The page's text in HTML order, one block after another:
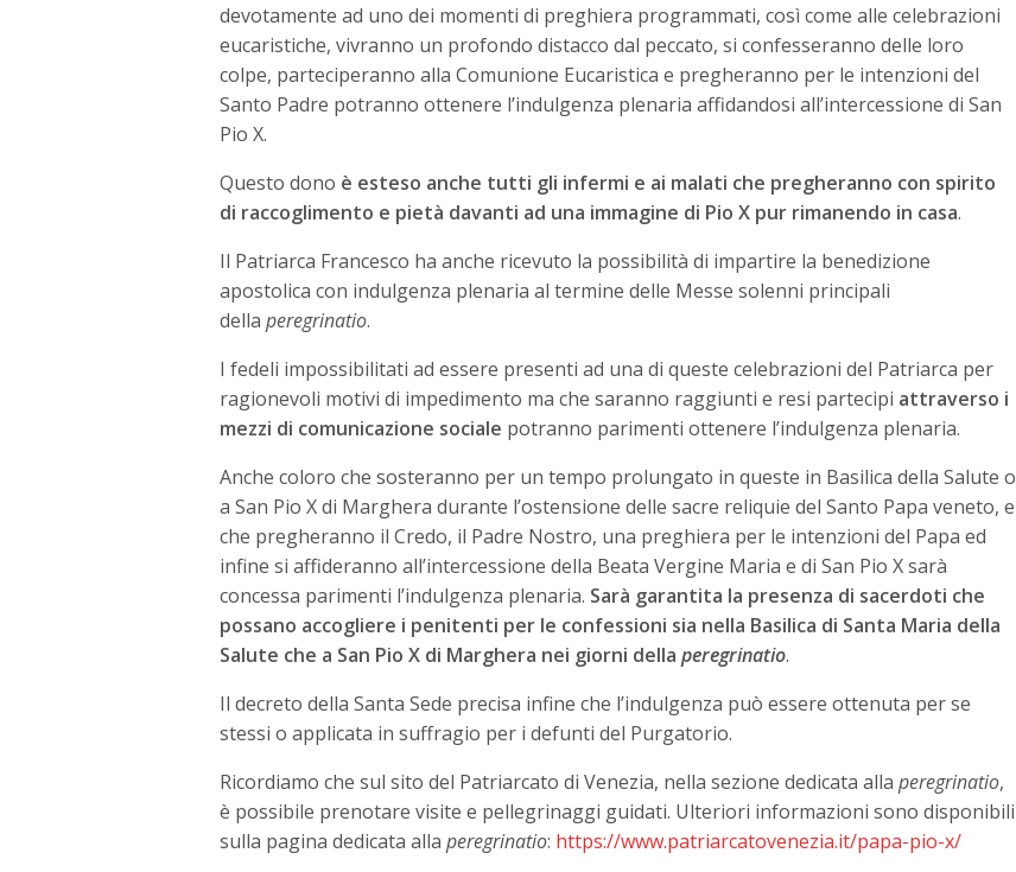
devotamente ad uno dei momenti di preghiera programmati, così come alle celebrazioni
eucaristiche, vivranno un profondo distacco dal peccato, si confesseranno delle loro
colpe, parteciperanno alla Comunione Eucaristica e pregheranno per le intenzioni del
Santo Padre potranno ottenere l’indulgenza plenaria affidandosi all’intercessione di San
Pio X.
Questo dono è esteso anche tutti gli infermi e ai malati che pregheranno con spirito
di raccoglimento e pietà davanti ad una immagine di Pio X pur rimanendo in casa.
Il Patriarca Francesco ha anche ricevuto la possibilità di impartire la benedizione
apostolica con indulgenza plenaria al termine delle Messe solenni principali
dellaperegrinatio.
I fedeli impossibilitati ad essere presenti ad una di queste celebrazioni del Patriarca per
ragionevoli motivi di impedimento ma che saranno raggiunti e resi partecipi attraverso i
mezzi di comunicazione sociale potranno parimenti ottenere l’indulgenza plenaria.
Anche coloro che sosteranno per un tempo prolungato in queste in Basilica della Salute o
a San Pio X di Marghera durante l’ostensione delle sacre reliquie del Santo Papa veneto, e
che pregheranno il Credo, il Padre Nostro, una preghiera per le intenzioni del Papa ed
infine si affideranno all’intercessione della Beata Vergine Maria e di San Pio X sarà
concessa parimenti l’indulgenza plenaria. Sarà garantita la presenza di sacerdoti che
possano accogliere i penitenti per le confessioni sia nella Basilica di Santa Maria della
Salute che a San Pio X di Marghera nei giorni dellaperegrinatio.
Il decreto della Santa Sede precisa infine che l’indulgenza può essere ottenuta per se
stessi o applicata in suffragio per i defunti del Purgatorio.
Ricordiamo che sul sito del Patriarcato di Venezia, nella sezione dedicata allaperegrinatio,
è possibile prenotare visite e pellegrinaggi guidati. Ulteriori informazioni sono disponibili
sulla pagina dedicata allaperegrinatio: https://www.patriarcatovenezia.it/papa-pio-x/